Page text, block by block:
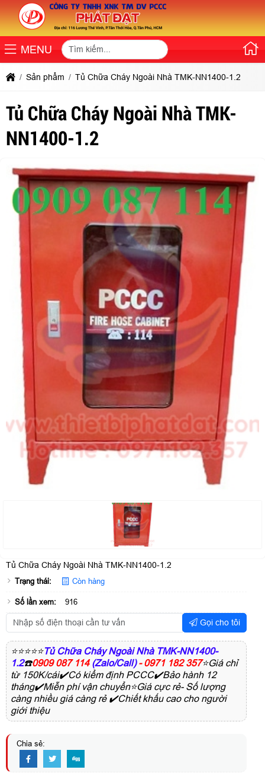
MENU
Sản phẩm Tủ Chữa Cháy Ngoài Nhà TMK-NN1400-1.2
Tủ Chữa Cháy Ngoài Nhà TMK-
NN1400-1.2
Tủ Chữa Cháy Ngoài Nhà TMK-NN1400-1.2
Trạng thái: Còn hàng
Số lần xem: 916
Gọi cho tôi
⭐⭐⭐⭐⭐Tủ Chữa Cháy Ngoài Nhà TMK-NN1400-
1.2☎️0909 087 114 (Zalo/Call) - 0971 182 357⭐Giá chỉ
từ 150K/cái✔️Có kiểm định PCCC✔️Bảo hành 12
tháng✔️Miễn phí vận chuyển⭐Giá cực rẻ- Số lượng
càng nhiều giá càng rẻ ✔️Chiết khấu cao cho người
giới thiệu
Chia sẻ: